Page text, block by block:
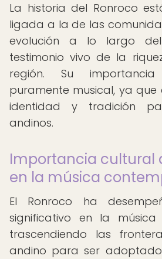
La historia del Ronroco
ligada a la de las
evolución a lo largo
testimonio vivo de la
región. Su
puramente musical, ya que
identidad y tradición
andinos.
Importancia cultural
en la música
El Ronroco ha
significativo en la música
trascendiendo las
andino para ser